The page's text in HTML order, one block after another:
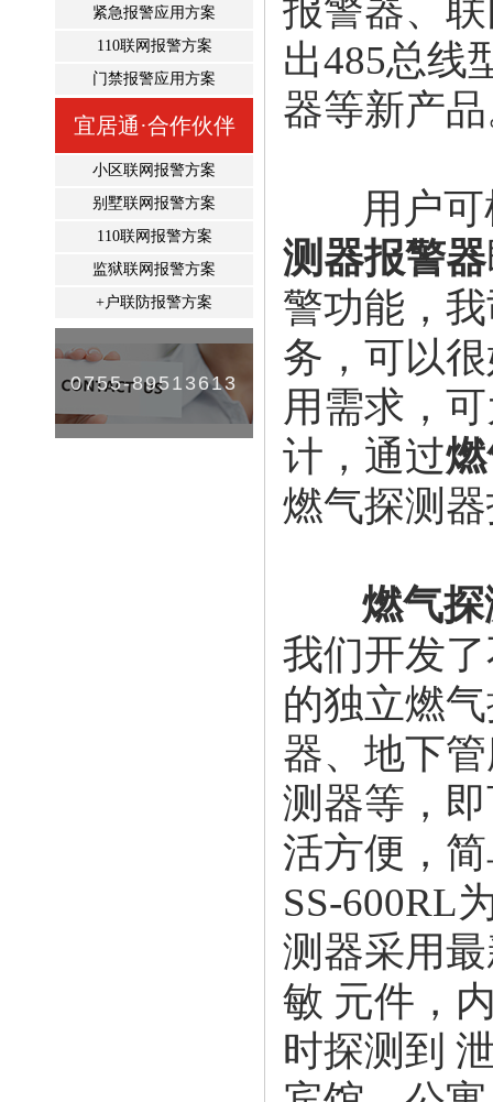
报警器、
出485总线
器等新产
用户可根
测器报警器
警功能，
务，可以
用需求，
计，通过
燃气探测
燃气
我们开发
的独立燃
器、地下
测器等，
活方便，
SS-600RL
测器采用
敏 元件，
时探测到
紧急报警应用方案
110联网报警方案
门禁报警应用方案
宜居通·合作伙伴
小区联网报警方案
别墅联网报警方案
110联网报警方案
监狱联网报警方案
+户联防报警方案
0755-89513613